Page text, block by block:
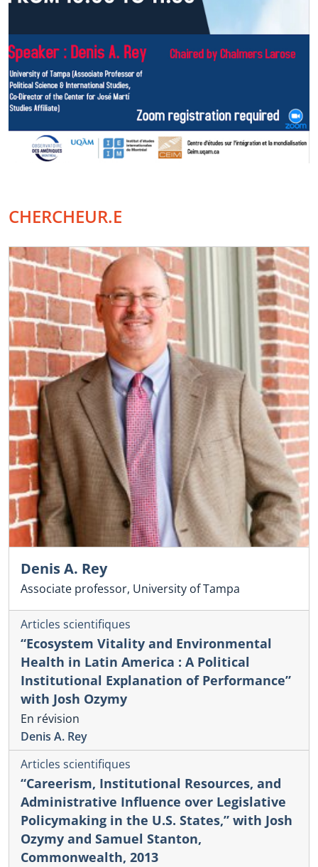
CHERCHEUR.E
Denis A. Rey
Associate professor, University of Tampa
Articles scientifiques
“Ecosystem Vitality and Environmental
Health in Latin America : A Political
Institutional Explanation of Performance”
with Josh Ozymy
En révision
Denis A. Rey
Articles scientifiques
“Careerism, Institutional Resources, and
Administrative Influence over Legislative
Policymaking in the U.S. States,” with Josh
Ozymy and Samuel Stanton,
Commonwealth, 2013